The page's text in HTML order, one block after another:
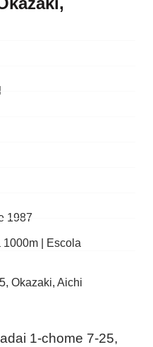
1987
| Escola
Okazaki, Aichi
1-chome 7-25,